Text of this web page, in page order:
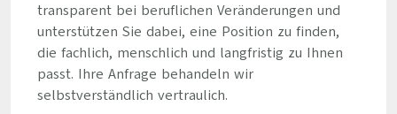
transparent bei beruflichen Veränderungen und
unterstützen Sie dabei, eine Position zu finden,
die fachlich, menschlich und langfristig zu Ihnen
passt. Ihre Anfrage behandeln wir
selbstverständlich vertraulich.